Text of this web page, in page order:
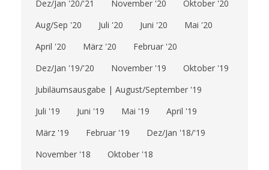
Dez/Jan '20/'21
November '20
Oktober '20
Aug/Sep '20
Juli '20 Juni '20
Mai '20
April '20
März '20
Februar '20
Dez/Jan '19/'20
November '19
Oktober '19
Jubiläumsausgabe | August/September '19
Juli '19
Juni '19 Mai '19
April '19
März '19
Februar '19
Dez/Jan '18/'19
November '18
Oktober '18